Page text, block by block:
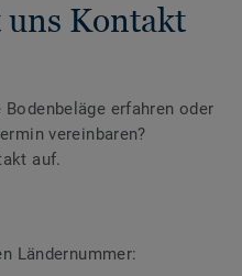
Kontakt
erfahren oder
vereinbaren?
auf.
Ländernummer: